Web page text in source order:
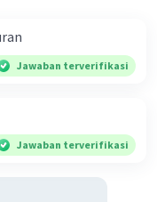
Jawaban terverifikasi
Jawaban terverifikasi